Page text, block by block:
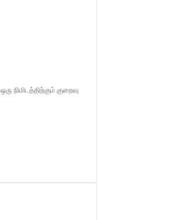
ஒரு நிமிடத்திற்கும் குறைவு